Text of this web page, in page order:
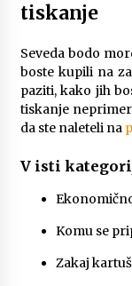
tiskanje
Seveda bodo
boste kupili na
paziti, kako jih
tiskanje
da ste naleteli na
V isti
Komu se
Zakaj